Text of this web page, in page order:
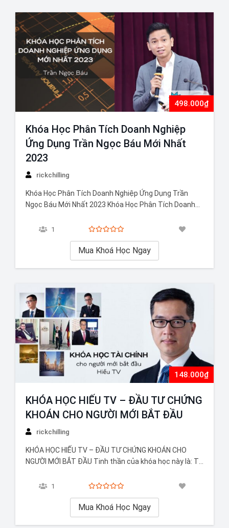
498.000₫
Khóa Học Phân Tích Doanh Nghiệp
Ứng Dụng Trần Ngọc Báu Mới Nhất
2023
rickchilling
Khóa Học Phân Tích Doanh Nghiệp Ứng Dụng Trần
Ngọc Báu Mới Nhất 2023 Khóa Học Phân Tích Doanh
thiết kế dành riêng cho những bạn có nền tảng chuyên
1
Mua Khoá Học Ngay
148.000₫
KHÓA HỌC HIẾU TV – ĐẦU TƯ CHỨNG
KHOÁN CHO NGƯỜI MỚI BẮT ĐẦU
rickchilling
KHÓA HỌC HIẾU TV – ĐẦU TƯ CHỨNG KHOÁN CHO
NGƯỜI MỚI BẮT ĐẦU Tinh thần của khóa học này là: Từ
DO TÀI CHÍNH Dành cho những nhà đầu tư không
1
Mua Khoá Học Ngay